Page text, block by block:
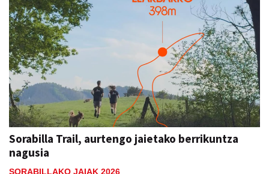
Sorabilla Trail, aurtengo jaietako berrikuntza
nagusia
SORABILLAKO JAIAK 2026